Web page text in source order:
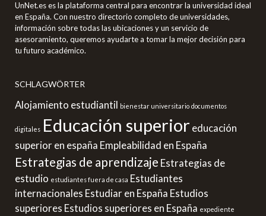
UnNet.es es la plataforma central para encontrar la universidad ideal
en España. Con nuestro directorio completo de universidades,
información sobre todas las ubicaciones y un servicio de
asesoramiento, queremos ayudarte a tomar la mejor decisión para
tu futuro académico.
SCHLAGWÖRTER
Alojamiento estudiantil bienestar universitario documentos
digitales Educación superior educación
superior en españa Empleabilidad en España
Estrategias de aprendizaje Estrategias de
estudio estudiantes fuera de casa Estudiantes
internacionales Estudiar en España Estudios
superiores Estudios superiores en España expediente